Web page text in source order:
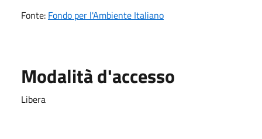
Fonte: Fondo per l'Ambiente Italiano
Modalità d'accesso
Libera